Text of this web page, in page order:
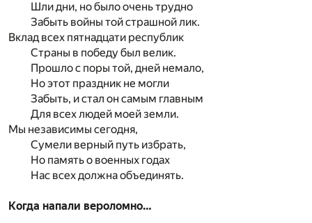
Шли дни, но было очень трудно
Забыть войны той страшной лик.
Вклад всех пятнадцати республик
Страны в победу был велик.
Прошло с поры той, дней немало,
Но этот праздник не могли
Забыть, и стал он самым главным
Для всех людей моей земли.
Мы независимы сегодня,
Сумели верный путь избрать,
Но память о военных годах
Нас всех должна объединять.
Когда напали вероломно…